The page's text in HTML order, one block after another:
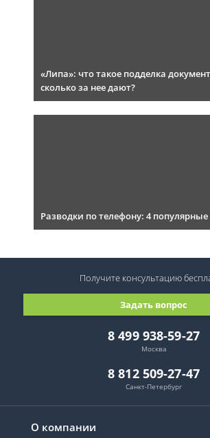
«Липа»: что такое подделка
сколько за нее дают?
Разводки по телефону: 4
О компании
8 499 938-59-27
Москва
8 812 509-27-47
Санкт-Петербург
Задать вопрос
Получите консультацию